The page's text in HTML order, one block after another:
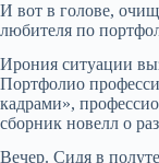
И вот в голове,
любителя по
Ирония ситуации
Портфолио
кадрами»,
сборник новелл о
Вечер. Сидя в